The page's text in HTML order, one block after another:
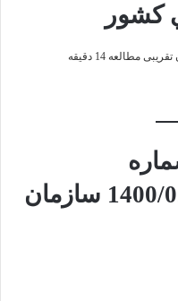
کشور
مطالعه 14 دقیقه
200/1400/505 – 1400/02/12 سازمان